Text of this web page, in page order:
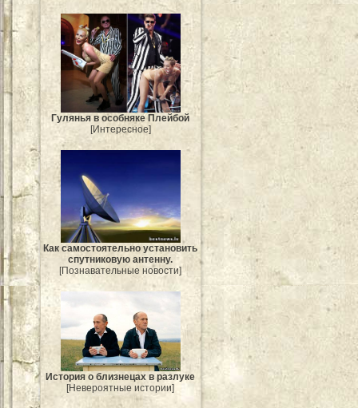
Гулянья в особняке Плейбой
[Интересное]
Как самостоятельно установить
спутниковую антенну.
[Познавательные новости]
История о близнецах в разлуке
[Невероятные истории]